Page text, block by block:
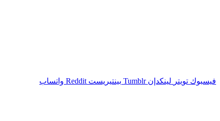
فيسبوك تويتر لينكدإن بينتيريست واتساب